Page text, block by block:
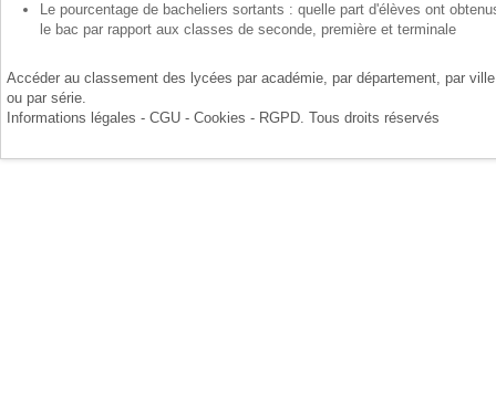
Le pourcentage de bacheliers sortants : quelle part d'élèves ont
le bac par rapport aux classes de seconde, première et terminale
Accéder au classement des lycées par académie, par département, par ville
ou par série.
Informations légales - CGU - Cookies - RGPD. Tous droits réservés